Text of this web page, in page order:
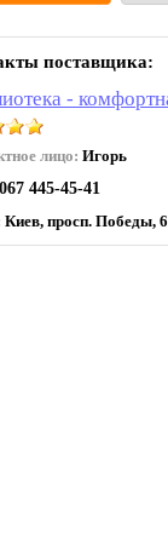
поставщика:
-
лицо: Игорь
445-45-41
Киев, просп. Победы,